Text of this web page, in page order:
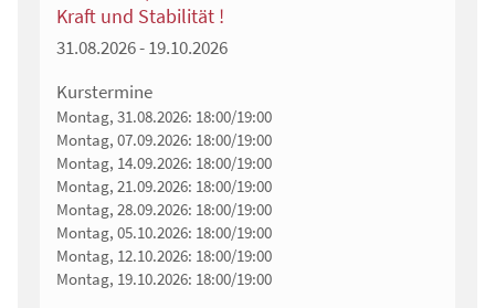
Kraft und Stabilität !
31.08.2026 - 19.10.2026
Kurstermine
Montag, 31.08.2026: 18:00/19:00
Montag, 07.09.2026: 18:00/19:00
Montag, 14.09.2026: 18:00/19:00
Montag, 21.09.2026: 18:00/19:00
Montag, 28.09.2026: 18:00/19:00
Montag, 05.10.2026: 18:00/19:00
Montag, 12.10.2026: 18:00/19:00
Montag, 19.10.2026: 18:00/19:00